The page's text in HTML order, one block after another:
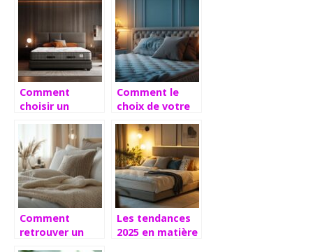
Creez une
Captivante avec
les Meilleures
Apps Photo
2024
approfondis des
modeles
economiques
les plus
performants
Comment
choisir un
génération
adapté à vos
besoins
Comment le
choix de votre
influence-t-il
votre sommeil ?
Comment
retrouver un
Les tendances
2025 en matière